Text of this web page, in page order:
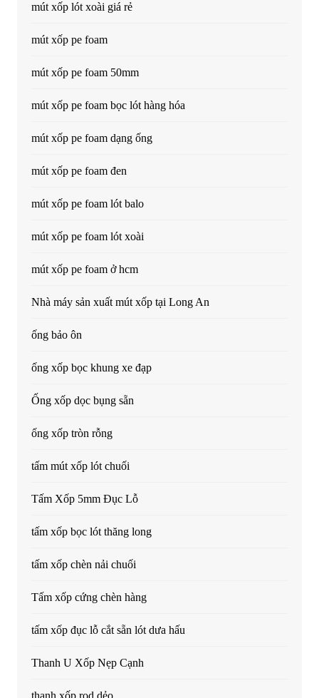
mút xốp lót xoài giá rẻ
mút xốp pe foam
mút xốp pe foam 50mm
mút xốp pe foam bọc lót hàng hóa
mút xốp pe foam dạng ống
mút xốp pe foam đen
mút xốp pe foam lót balo
mút xốp pe foam lót xoài
mút xốp pe foam ở hcm
Nhà máy sản xuất mút xốp tại Long An
ống bảo ôn
ống xốp bọc khung xe đạp
Ống xốp dọc bụng sẵn
ống xốp tròn rỗng
tấm mút xốp lót chuối
Tấm Xốp 5mm Đục Lỗ
tấm xốp bọc lót thăng long
tấm xốp chèn nải chuối
Tấm xốp cứng chèn hàng
tấm xốp đục lỗ cắt sẵn lót dưa hấu
Thanh U Xốp Nẹp Cạnh
thanh xốp rod dẻo